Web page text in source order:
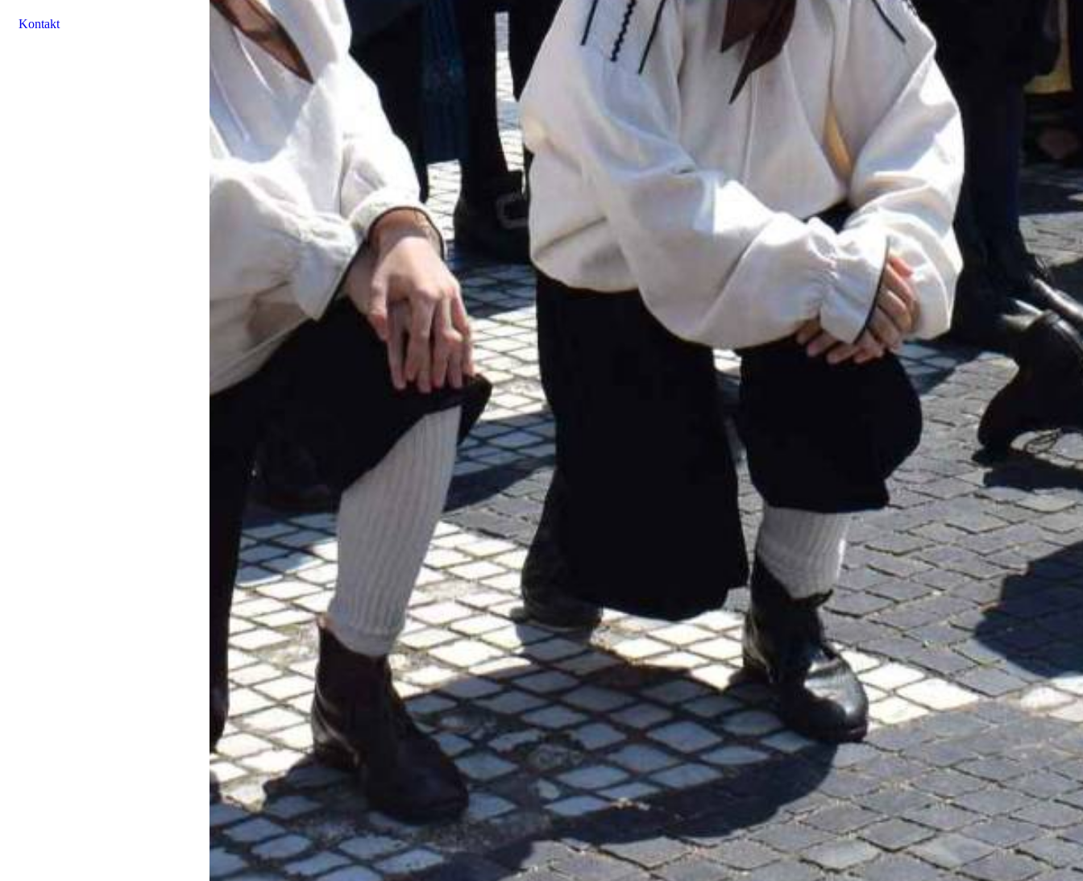
Kontakt